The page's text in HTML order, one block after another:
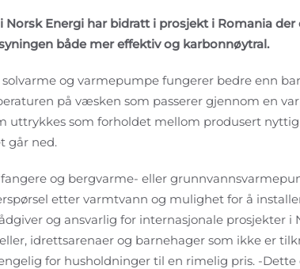
Norsk Energi har bidratt i prosjekt i Romania
både mer effektiv og karbonnøytral.
og varmepumpe fungerer bedre enn
på væsken som passerer gjennom en
uttrykkes som forholdet mellom produsert
går ned.
og bergvarme- eller
etter varmtvann og mulighet for å
og ansvarlig for internasjonale prosjekter
idrettsarenaer og barnehager som ikke er
for husholdninger til en rimelig pris. -